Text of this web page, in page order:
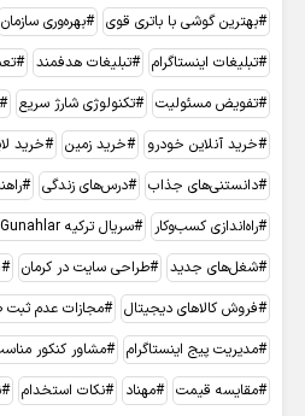
بهترین گوشی با باتری قوی
بهره‌وری سازمان
تبلیغات اینستاگرام
تبلیغات هدفمند
تفویض مسئولیت
تکنولوژی شارژ سریع
خرید آنلاین خودرو
خرید زمین خرید
دانستنی‌های جذاب
درس‌های زندگی
راه‌اندازی کسب‌وکار
سریال ترکیه Guller ve Gunahlar
شغل‌های جدید
طراحی سایت در کرمان
فروش کالاهای دیجیتال
مجازات عدم
مدیریت پیج اینستاگرام
مشاور کنکور
مقایسه قیمت
مهناد نکات استخدام